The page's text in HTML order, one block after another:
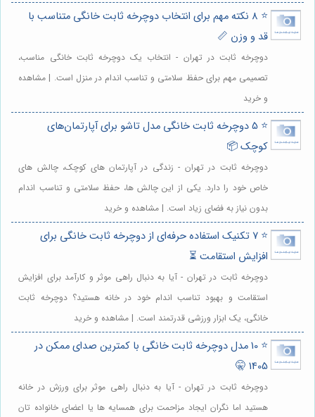
⭐️ 8 نکته مهم برای انتخاب دوچرخه ثابت خانگی متناسب با
قد و وزن 📏
دوچرخه ثابت در تهران - انتخاب یک دوچرخه ثابت خانگی مناسب،
تصمیمی مهم برای حفظ سلامتی و تناسب اندام در منزل است. | مشاهده
و خرید
⭐️ 5 دوچرخه ثابت خانگی مدل تاشو برای آپارتمان‌های
کوچک 📦
دوچرخه ثابت در تهران - زندگی در آپارتمان های کوچک، چالش های
خاص خود را دارد. یکی از این چالش ها، حفظ سلامتی و تناسب اندام
بدون نیاز به فضای زیاد است. | مشاهده و خرید
⭐️ 7 تکنیک استفاده حرفه‌ای از دوچرخه ثابت خانگی برای
افزایش استقامت ⏳
دوچرخه ثابت در تهران - آیا به دنبال راهی موثر و کارآمد برای افزایش
استقامت و بهبود تناسب اندام خود در خانه هستید؟ دوچرخه ثابت
خانگی، یک ابزار ورزشی قدرتمند است. | مشاهده و خرید
⭐️ 10 مدل دوچرخه ثابت خانگی با کمترین صدای ممکن در
1405 🤫
دوچرخه ثابت در تهران - آیا به دنبال راهی موثر برای ورزش در خانه
هستید اما نگران ایجاد مزاحمت برای همسایه ها یا اعضای خانواده تان